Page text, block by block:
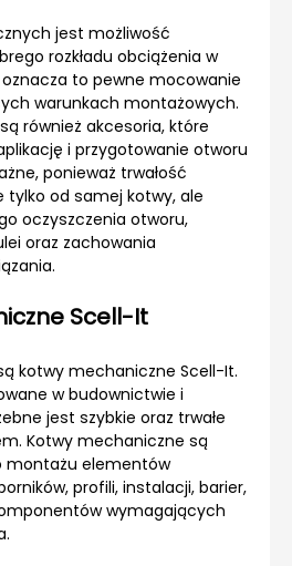
jest możliwość
rozkładu obciążenia w
oznacza to pewne mocowanie
warunkach montażowych.
również akcesoria, które
i przygotowanie otworu
ponieważ trwałość
tylko od samej kotwy, ale
oczyszczenia otworu,
oraz zachowania
Scell-It
kotwy mechaniczne Scell-It.
w budownictwie i
jest szybkie oraz trwałe
Kotwy mechaniczne są
montażu elementów
profili, instalacji, barier,
wymagających